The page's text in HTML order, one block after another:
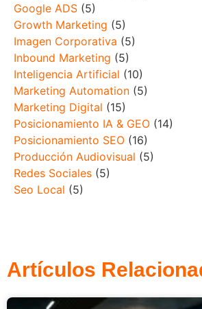
Google ADS (5)
Growth Marketing (5)
Imagen Corporativa (5)
Inbound Marketing (5)
Inteligencia Artificial (10)
Marketing Automation (5)
Marketing Digital (15)
Posicionamiento IA & GEO (14)
Posicionamiento SEO (16)
Producción Audiovisual (5)
Redes Sociales (5)
Seo Local (5)
Artículos